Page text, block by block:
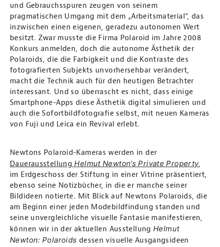
und Gebrauchsspuren zeugen von seinem
pragmatischen Umgang mit dem „Arbeitsmaterial“, das
inzwischen einen eigenen, geradezu autonomen Wert
besitzt. Zwar musste die Firma Polaroid im Jahre 2008
Konkurs anmelden, doch die autonome Ästhetik der
Polaroids, die die Farbigkeit und die Kontraste des
fotografierten Subjekts unvorhersehbar verändert,
macht die Technik auch für den heutigen Betrachter
interessant. Und so überrascht es nicht, dass einige
Smartphone-Apps diese Ästhetik digital simulieren und
auch die Sofortbildfotografie selbst, mit neuen Kameras
von Fuji und Leica ein Revival erlebt.
Newtons Polaroid-Kameras werden in der
DauerausstellungHelmut Newton’s Private Property,
im Erdgeschoss der Stiftung in einer Vitrine präsentiert,
ebenso seine Notizbücher, in die er manche seiner
Bildideen notierte. Mit Blick auf Newtons Polaroids, die
am Beginn einer jeden Modebildfindung standen und
seine unvergleichliche visuelle Fantasie manifestieren,
können wir in der aktuellen Ausstellung Helmut
Newton: Polaroids dessen visuelle Ausgangsideen